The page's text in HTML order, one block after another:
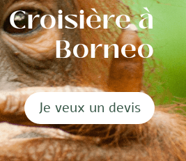
Croisière à
Borneo
Je veux un devis